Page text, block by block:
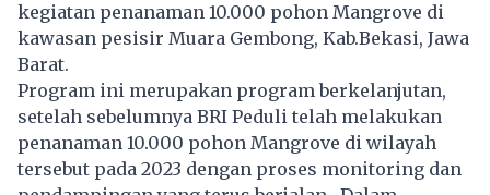
kegiatan penanaman 10.000 pohon Mangrove di
kawasan pesisir Muara Gembong, Kab.Bekasi, Jawa
Barat.
Program ini merupakan program berkelanjutan,
setelah sebelumnya BRI Peduli telah melakukan
penanaman 10.000 pohon Mangrove di wilayah
tersebut pada 2023 dengan proses monitoring dan